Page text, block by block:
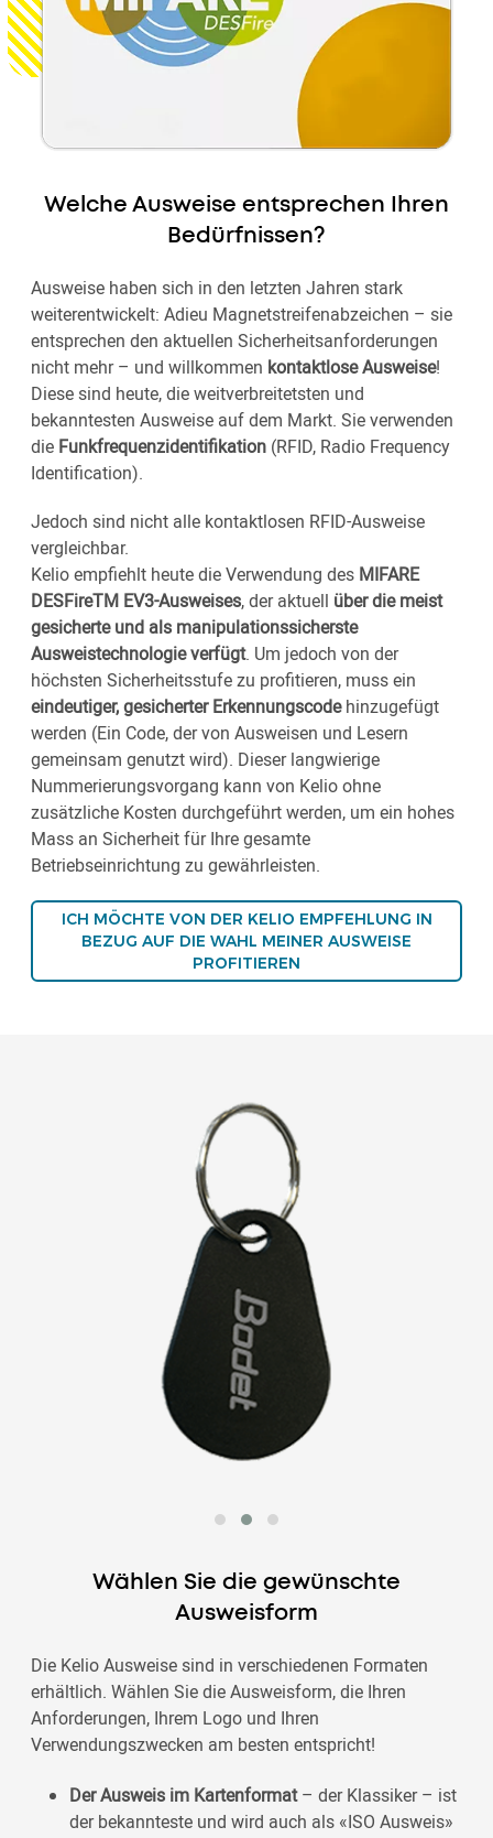
Welche Ausweise entsprechen Ihren
Bedürfnissen?
Ausweise haben sich in den letzten Jahren stark
weiterentwickelt: Adieu Magnetstreifenabzeichen – sie
entsprechen den aktuellen Sicherheitsanforderungen
nicht mehr – und willkommen kontaktlose Ausweise!
Diese sind heute, die weitverbreitetsten und
bekanntesten Ausweise auf dem Markt. Sie verwenden
die Funkfrequenzidentifikation (RFID, Radio Frequency
Identification).
Jedoch sind nicht alle kontaktlosen RFID-Ausweise
vergleichbar.
Kelio empfiehlt heute die Verwendung des MIFARE
DESFireTM EV3-Ausweises, der aktuell über die meist
gesicherte und als manipulationssicherste
Ausweistechnologie verfügt. Um jedoch von der
höchsten Sicherheitsstufe zu profitieren, muss ein
eindeutiger, gesicherter Erkennungscodehinzugefügt
werden (Ein Code, der von Ausweisen und Lesern
gemeinsam genutzt wird). Dieser langwierige
Nummerierungsvorgang kann von Kelio ohne
zusätzliche Kosten durchgeführt werden, um ein hohes
Mass an Sicherheit für Ihre gesamte
Betriebseinrichtung zu gewährleisten.
ICH MÖCHTE VON DER KELIO EMPFEHLUNG IN
BEZUG AUF DIE WAHL MEINER AUSWEISE
PROFITIEREN
Wählen Sie die gewünschte
Ausweisform
Die Kelio Ausweise sind in verschiedenen Formaten
erhältlich. Wählen Sie die Ausweisform, die Ihren
Anforderungen, Ihrem Logo und Ihren
Verwendungszwecken am besten entspricht!
Der Ausweis im Kartenformat– der Klassiker – ist
der bekannteste und wird auch als «ISO Ausweis»